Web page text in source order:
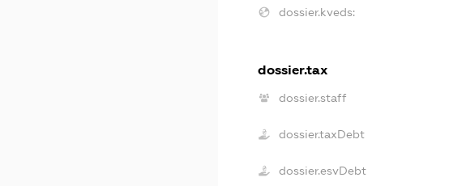
dossier.kveds:
dossier.tax
dossier.staff
dossier.taxDebt
dossier.esvDebt